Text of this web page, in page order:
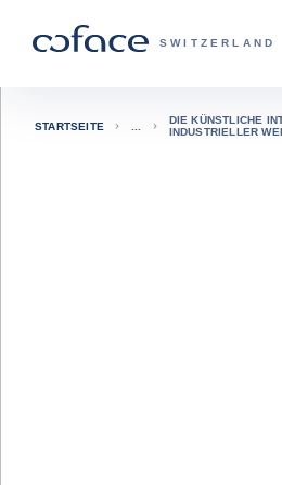
COFACE FOR
SWITZERLAND
Zurück zur Startseite
STARTSEITE
DIE KÜNSTLICHE
INDUSTRIELLER